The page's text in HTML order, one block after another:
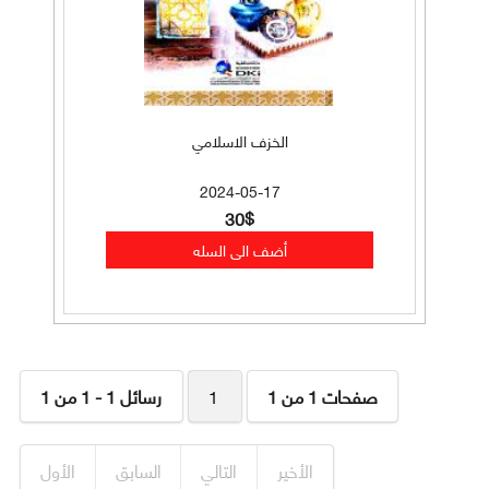
الخزف الاسلامي
2024-05-17
30$
رسائل 1 - 1 من 1 1 صفحات 1 من 1
الأول السابق التالي الأخير